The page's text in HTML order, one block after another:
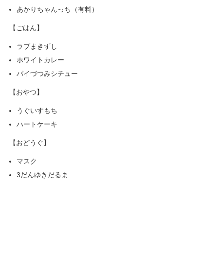
あかりちゃんっち（有料）
【ごはん】
ラブまきずし
ホワイトカレー
パイづつみシチュー
【おやつ】
うぐいすもち
ハートケーキ
【おどうぐ】
マスク
3だんゆきだるま